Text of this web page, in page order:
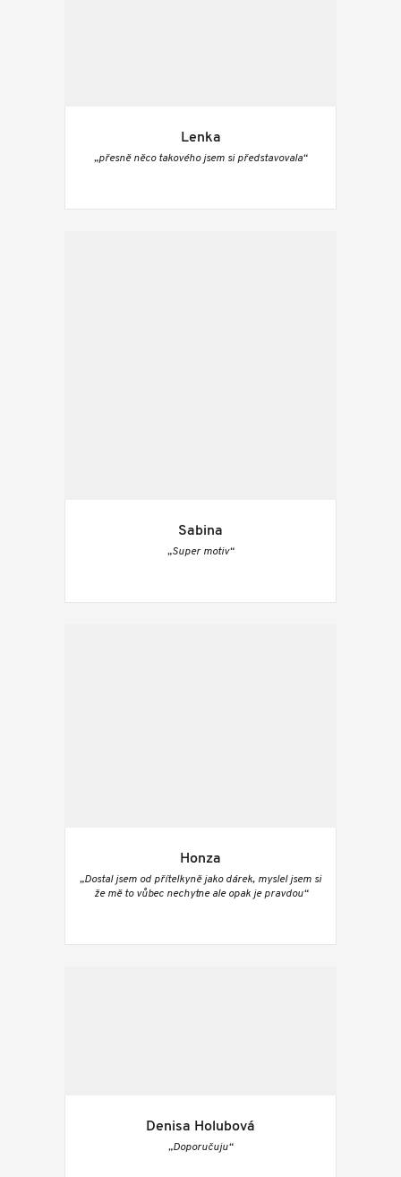
Lenka
„přesně něco takového jsem si představovala“
Sabina
„Super motiv“
Honza
„Dostal jsem od přítelkyně jako dárek, myslel jsem si
že mě to vůbec nechytne ale opak je pravdou“
Denisa Holubová
„Doporučuju“